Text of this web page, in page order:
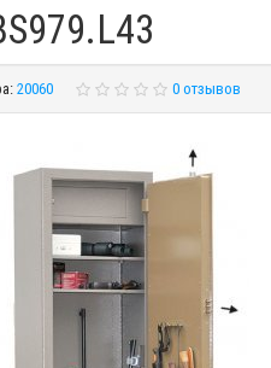
20060 0 отзывов